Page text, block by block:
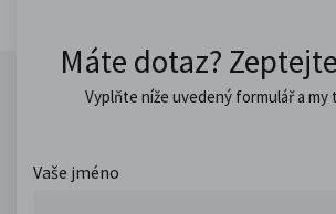
Máte dotaz?
Vyplňte níže uvedený formulář a my
Vaše jméno